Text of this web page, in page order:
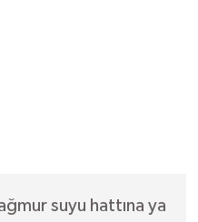
suyu hattına ya